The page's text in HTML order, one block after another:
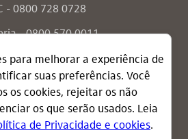
- 0800 728 0728
- 0800 570 0011
envie sua mensagem
termos de uso
de privacidade